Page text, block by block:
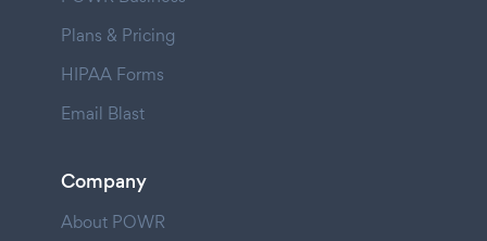
Plans & Pricing
HIPAA Forms
Email Blast
Company
About POWR